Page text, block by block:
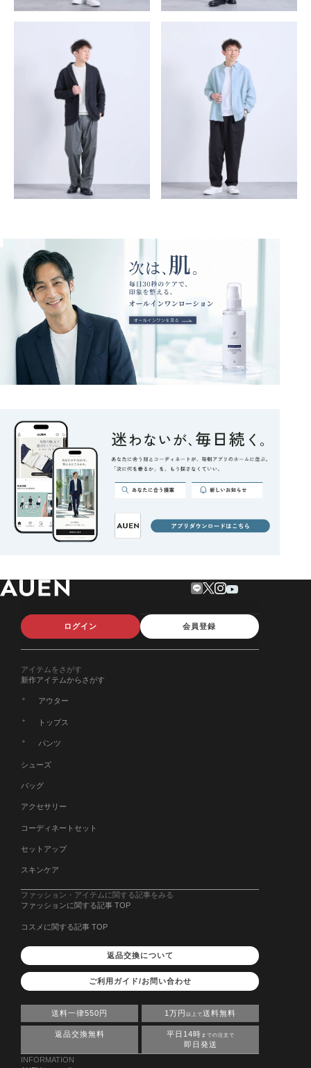
ログイン 会員登録
アイテムをさがす
新作アイテムからさがす
アウター
トップス
パンツ
シューズ
バッグ
アクセサリー
コーディネートセット
セットアップ
スキンケア
ファッション・アイテムに関する記事をみる
ファッションに関する記事 TOP
コスメに関する記事 TOP
返品交換について
ご利用ガイド/お問い合わせ
送料一律550円 1万円 以上で送料無料
返品交換無料 平日14時 までの注文で
即日発送
INFORMATION